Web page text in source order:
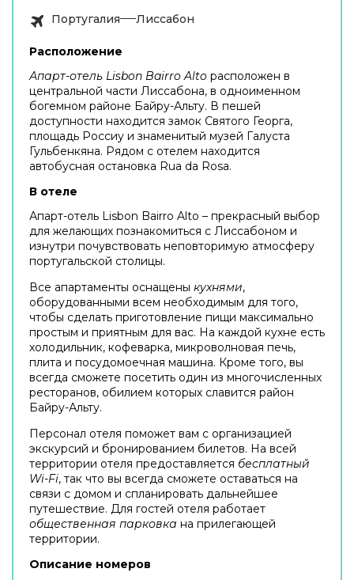
Португалия Лиссабон
Расположение
Апарт-отель Lisbon Bairro Alto расположен в
центральной части Лиссабона, в одноименном
богемном районе Байру-Альту. В пешей
доступности находится замок Святого Георга,
площадь Россиу и знаменитый музей Галуста
Гульбенкяна. Рядом с отелем находится
автобусная остановка Rua da Rosa.
В отеле
Апарт-отель Lisbon Bairro Alto – прекрасный выбор
для желающих познакомиться с Лиссабоном и
изнутри почувствовать неповторимую атмосферу
португальской столицы.
Все апартаменты оснащены кухнями,
оборудованными всем необходимым для того,
чтобы сделать приготовление пищи максимально
простым и приятным для вас. На каждой кухне есть
холодильник, кофеварка, микроволновая печь,
плита и посудомоечная машина. Кроме того, вы
всегда сможете посетить один из многочисленных
ресторанов, обилием которых славится район
Байру-Альту.
Персонал отеля поможет вам с организацией
экскурсий и бронированием билетов. На всей
территории отеля предоставляется бесплатный
Wi-Fi, так что вы всегда сможете оставаться на
связи с домом и спланировать дальнейшее
путешествие. Для гостей отеля работает
общественная парковка на прилегающей
территории.
Описание номеров